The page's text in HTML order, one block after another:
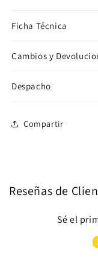
Ficha Técnica
Cambios y
Despacho
Compartir
Reseñas de
Sé el